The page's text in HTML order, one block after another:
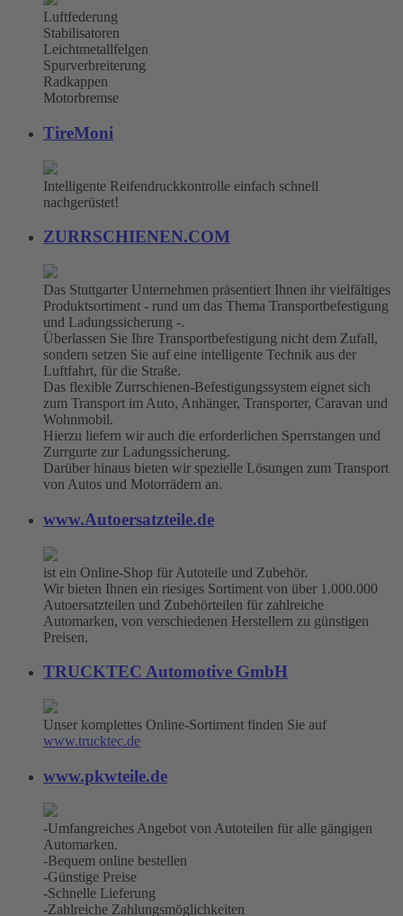
Luftfederung
Stabilisatoren
Leichtmetallfelgen
Spurverbreiterung
Radkappen
Motorbremse
TireMoni
Intelligente Reifendruckkontrolle einfach schnell
nachgerüstet!
ZURRSCHIENEN.COM
Das Stuttgarter Unternehmen präsentiert Ihnen ihr vielfältiges
Produktsortiment - rund um das Thema Transportbefestigung
und Ladungssicherung -.
Überlassen Sie Ihre Transportbefestigung nicht dem Zufall,
sondern setzen Sie auf eine intelligente Technik aus der
Luftfahrt, für die Straße.
Das flexible Zurrschienen-Befestigungssystem eignet sich
zum Transport im Auto, Anhänger, Transporter, Caravan und
Wohnmobil.
Hierzu liefern wir auch die erforderlichen Sperrstangen und
Zurrgurte zur Ladungssicherung.
Darüber hinaus bieten wir spezielle Lösungen zum Transport
von Autos und Motorrädern an.
www.Autoersatzteile.de
ist ein Online-Shop für Autoteile und Zubehör.
Wir bieten Ihnen ein riesiges Sortiment von über 1.000.000
Autoersatzteilen und Zubehörteilen für zahlreiche
Automarken, von verschiedenen Herstellern zu günstigen
Preisen.
TRUCKTEC Automotive GmbH
Unser komplettes Online-Sortiment finden Sie auf
www.trucktec.de
www.pkwteile.de
-Umfangreiches Angebot von Autoteilen für alle gängigen
Automarken.
-Bequem online bestellen
-Günstige Preise
-Schnelle Lieferung
-Zahlreiche Zahlungsmöglichkeiten